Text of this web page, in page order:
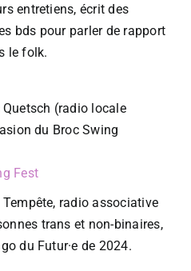
entretiens, écrit des
bds pour parler de rapport
le folk.
(radio locale
du Broc Swing
Fest
radio associative
trans et non-binaires,
du Futur·e de 2024.